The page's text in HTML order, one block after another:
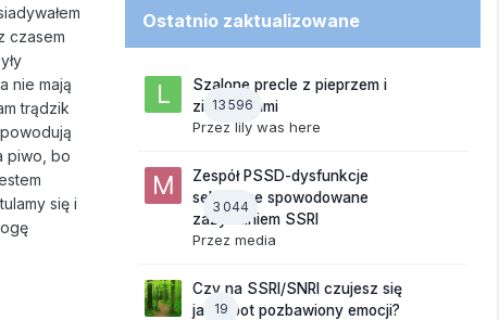
czasem
nie mają
trądzik
piwo, bo
się i
Ostatnio zaktualizowane
13 596
Szalone precle z pieprzem i
ziemniakami
Przez lily was here
3 044
Zespół PSSD-dysfunkcje
seksualne spowodowane
zażywaniem SSRI
Przez media
19
Czy na SSRI/SNRI czujesz się
jak robot pozbawiony emocji?